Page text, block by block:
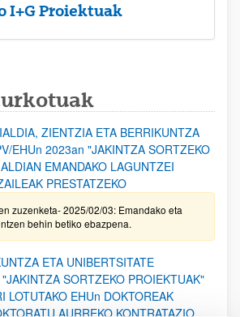
I+G Proiektuak
ZIENTZIA ETA BERRIKUNTZA
EHUn 2023an "JAKINTZA SORTZEKO
EMANDAKO LAGUNTZEI
PRESTATZEKO
zuzenketa- 2025/02/03: Emandako eta
behin betiko ebazpena.
ETA UNIBERTSITATE
SORTZEKO PROIEKTUAK"
LOTUTAKO EHUn DOKTOREAK
AURREKO KONTRATAZIO